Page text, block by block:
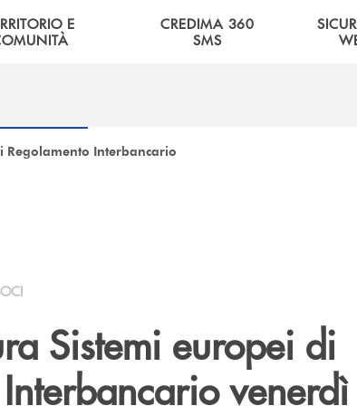
E
CREDIMA 360
SMS
Regolamento Interbancario
Sistemi europei di